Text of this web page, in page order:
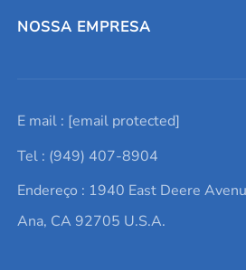
Entre em contato conosco
Lista de consultas
Termos e Condições
Política de Privacidade
Metais refratários
Elementos de terras raras
Alvos de pulverização catódica
Ácido hialurônico
NOSSA EMPRESA
Promoções atuais
Notícias e blogs
Estudos de caso
E mail : [email protected]
Tel : (949) 407-8904
Endereço : 1940 East Deere
Ana, CA 92705 U.S.A.